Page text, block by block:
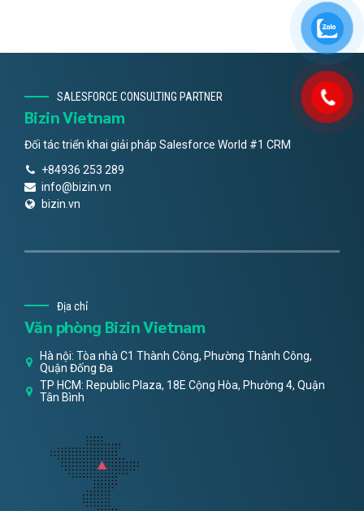
SALESFORCE CONSULTING PARTNER
Bizin Vietnam
Đối tác triển khai giải pháp Salesforce World #1 CRM
+84936 253 289
info@bizin.vn
bizin.vn
Địa chỉ
Văn phòng Bizin Vietnam
Hà nội: Tòa nhà C1 Thành Công, Phường Thành Công,
Quận Đống Đa
TP HCM: Republic Plaza, 18E Cộng Hòa, Phường 4, Quận
Tân Bình